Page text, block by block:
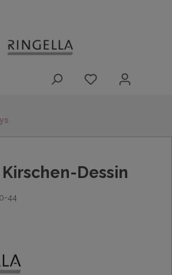
Dessin
44